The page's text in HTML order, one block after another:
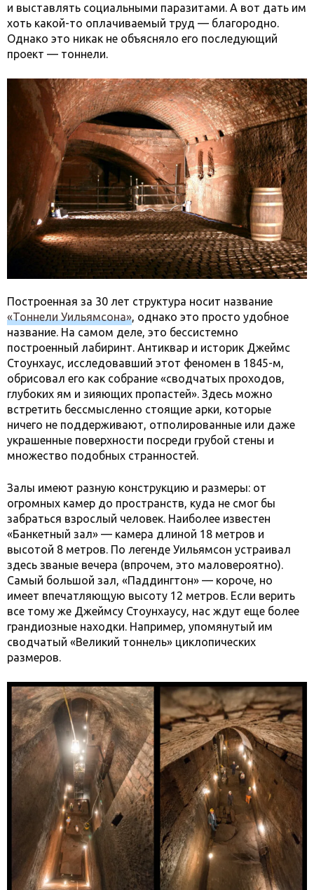
и выставлять социальными паразитами. А вот дать им
хоть какой-то оплачиваемый труд — благородно.
Однако это никак не объясняло его последующий
проект — тоннели.
Построенная за 30 лет структура носит название
«Тоннели Уильямсона», однако это просто удобное
название. На самом деле, это бессистемно
построенный лабиринт. Антиквар и историк Джеймс
Стоунхаус, исследовавший этот феномен в 1845-м,
обрисовал его как собрание «сводчатых проходов,
глубоких ям и зияющих пропастей». Здесь можно
встретить бессмысленно стоящие арки, которые
ничего не поддерживают, отполированные или даже
украшенные поверхности посреди грубой стены и
множество подобных странностей.
Залы имеют разную конструкцию и размеры: от
огромных камер до пространств, куда не смог бы
забраться взрослый человек. Наиболее известен
«Банкетный зал» — камера длиной 18 метров и
высотой 8 метров. По легенде Уильямсон устраивал
здесь званые вечера (впрочем, это маловероятно).
Самый большой зал, «Паддингтон» — короче, но
имеет впечатляющую высоту 12 метров. Если верить
все тому же Джеймсу Стоунхаусу, нас ждут еще более
грандиозные находки. Например, упомянутый им
сводчатый «Великий тоннель» циклопических
размеров.